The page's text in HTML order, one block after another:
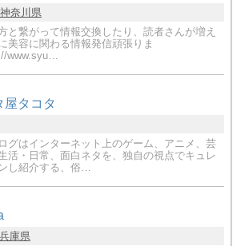
神奈川県
と繋がって情報交換したり、読者さんが増え
美容に関わる情報発信頑張りま
www.syu…
屋タコタ
グはインターネット上のゲーム、アニメ、芸
活・日常、面白ネタを、独自の視点でキュレ
し紹介する、俗…
兵庫県